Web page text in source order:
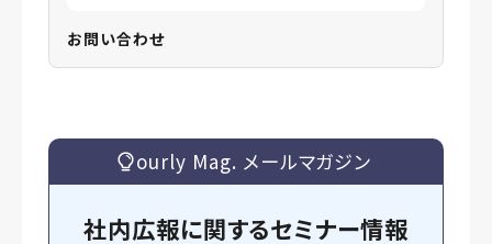
お問い合わせ
ourly Mag. メールマガジン
社内広報に関するセミナー情報